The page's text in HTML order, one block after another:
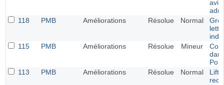
avis
118
PMB Améliorations Résolue Normal
115
PMB Améliorations Résolue Mineur
113
PMB Améliorations Résolue Normal